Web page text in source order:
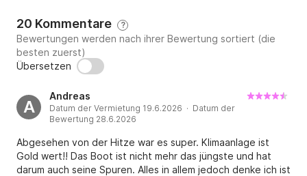
20 Kommentare ?
Bewertungen werden nach ihrer Bewertung sortiert (die
besten zuerst)
Übersetzen
A
Andreas
Datum der Vermietung 19.6.2026 · Datum der
Bewertung 28.6.2026
Abgesehen von der Hitze war es super. Klimaanlage ist
Gold wert!! Das Boot ist nicht mehr das jüngste und hat
darum auch seine Spuren. Alles in allem jedoch denke ich ist